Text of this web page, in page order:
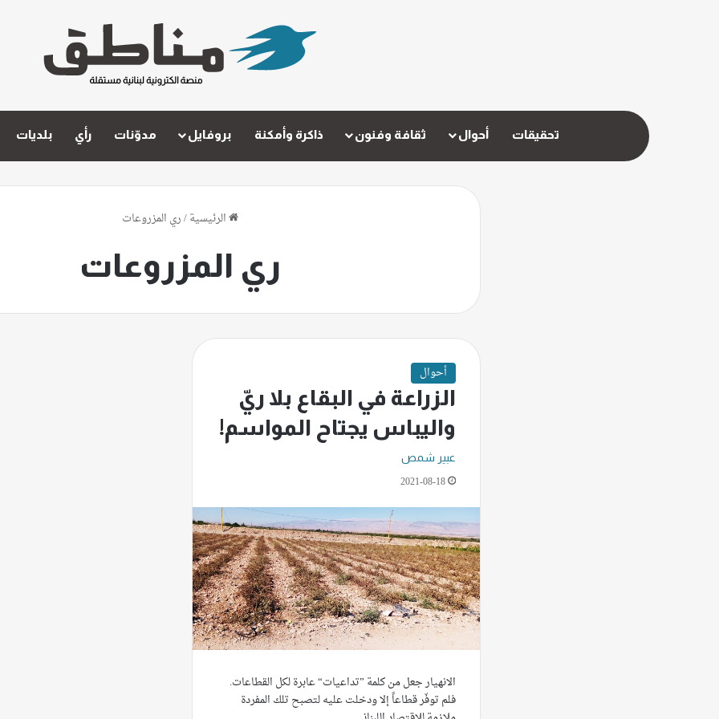
تحقيقات أحوال ثقافة وفنون ذاكرة وأمكنة بروفايل مدوّنات رأي بلديات
الرئيسية/ري المزروعات
ري المزروعات
أحوال
الزراعة في البقاع بلا ريّ
واليباس يجتاح المواسم!
عبير شمص
2021-08-18
الانهيار جعل من كلمة ”تداعيات“ عابرة لكل القطاعات.
فلم توفّر قطاعاً إلا ودخلت عليه لتصبح تلك المفردة